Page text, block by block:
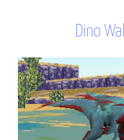
Dino